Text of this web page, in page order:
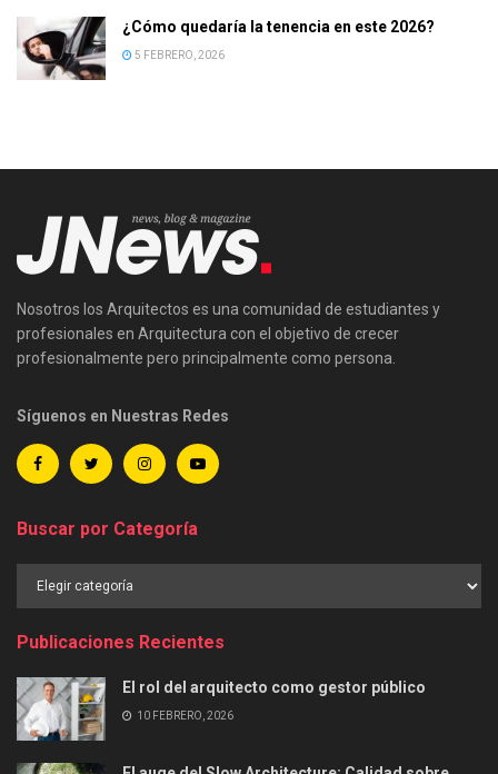
¿Cómo quedaría la tenencia en este 2026?
5 FEBRERO, 2026
Nosotros los Arquitectos es una comunidad de estudiantes y
profesionales en Arquitectura con el objetivo de crecer
profesionalmente pero principalmente como persona.
Síguenos en Nuestras Redes
Buscar por Categoría
Publicaciones Recientes
El rol del arquitecto como gestor público
10 FEBRERO, 2026